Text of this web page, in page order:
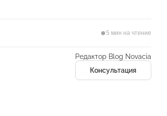
5 мин на чтение
Редактор Blog Novacia
Консультация